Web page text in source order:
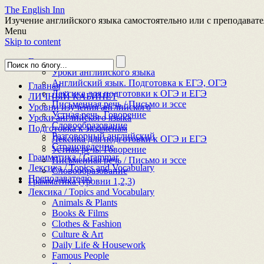
The English Inn
Изучение английского языка самостоятельно или с
Menu
Skip to content
Главная
Уроки английского языка
Английский язык. Подготовка к ЕГЭ, ОГЭ
Лексика для подготовки к ОГЭ и ЕГЭ
Письменная речь / Письмо и эссе
Устная речь. Говорение
Словообразование
Разговорный английский
Страноведение
Грамматика / Grammar
Лексика / Topics and Vocabulary
Преподавателю
Главная
ЛИЧНЫЙ КАБИНЕТ
Уровни изучения английского
Уроки английского языка
Подготовка к экзаменам
Лексика для подготовки к ОГЭ и ЕГЭ
Устная речь. Говорение
Письменная речь / Письмо и эссе
Словообразование
Грамматика (уровни 1,2,3)
Лексика / Topics and Vocabulary
Animals & Plants
Books & Films
Clothes & Fashion
Culture & Art
Daily Life & Housework
Famous People